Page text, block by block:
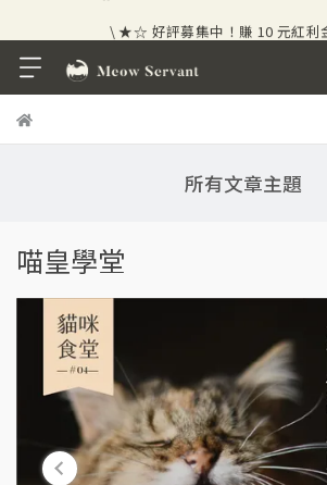
\ ★☆ 好評募集中！賺 10 元紅
所有文章主題
喵皇學堂